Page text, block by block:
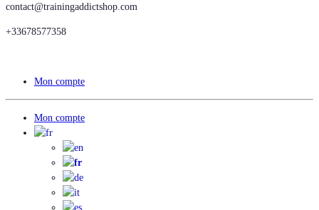
contact@trainingaddictshop.com
+33678577358
Mon compte
Mon compte